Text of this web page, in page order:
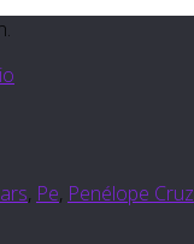
, Pe, Penélope Cruz